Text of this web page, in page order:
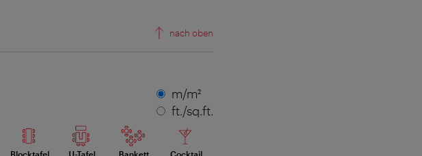
nach oben
Maßeinheit
m/m²
ft./sq.ft.
Blocktafel U-Tafel Bankett Cocktail